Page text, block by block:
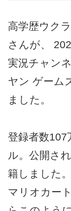
高学歴ウク
さんが、
実況チャン
ヤン ゲーム
ました。
登録者数107
ル。公開さ
籍しました
マリオカー